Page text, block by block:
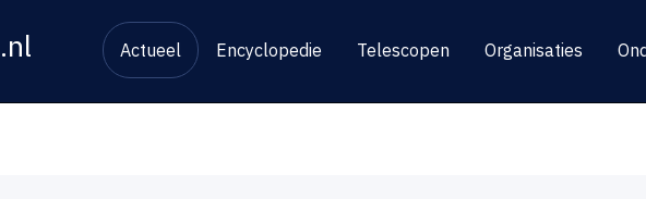
.nl Actueel Encyclopedie Telescopen Organisaties